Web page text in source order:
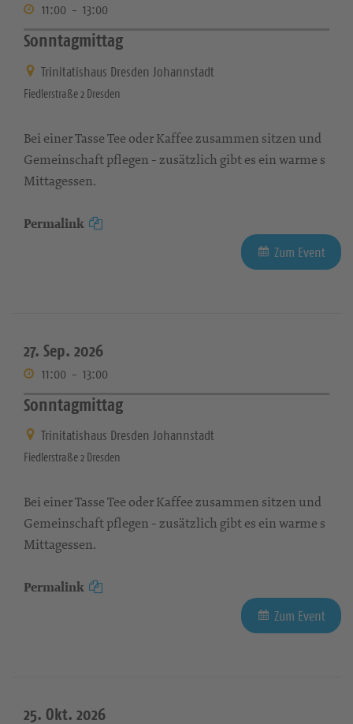
11:00 - 13:00
Sonntagmittag
Trinitatishaus Dresden Johannstadt
Fiedlerstraße 2 Dresden
Bei einer Tasse Tee oder Kaffee zusammen sitzen und
Gemeinschaft pflegen - zusätzlich gibt es ein warme s
Mittagessen.
Permalink
Zum Event
27. Sep. 2026
11:00 - 13:00
Sonntagmittag
Trinitatishaus Dresden Johannstadt
Fiedlerstraße 2 Dresden
Bei einer Tasse Tee oder Kaffee zusammen sitzen und
Gemeinschaft pflegen - zusätzlich gibt es ein warme s
Mittagessen.
Permalink
Zum Event
25. Okt. 2026